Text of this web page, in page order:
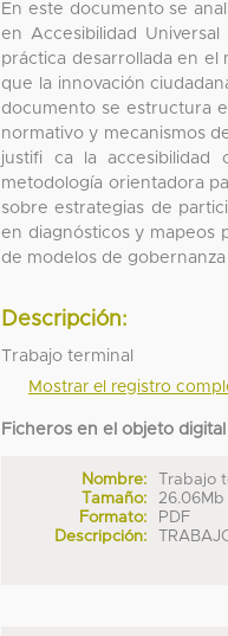
En este documento se
en Accesibilidad
práctica desarrollada en el
que la innovación
documento se estructura
normativo y mecanismos
justifi ca la accesibilidad
metodología orientadora
sobre estrategias de
en diagnósticos y mapeos
de modelos de
Descripción:
Trabajo terminal
Mostrar el registro
Ficheros en el objeto digital
Nombre:
Trabajo
Tamaño:
26.06Mb
Formato:
PDF
Descripción: